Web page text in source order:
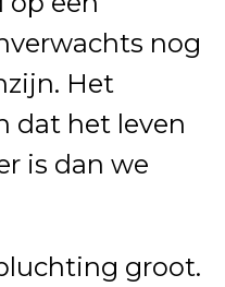
nog
Het
dat het leven
is dan we
groot.